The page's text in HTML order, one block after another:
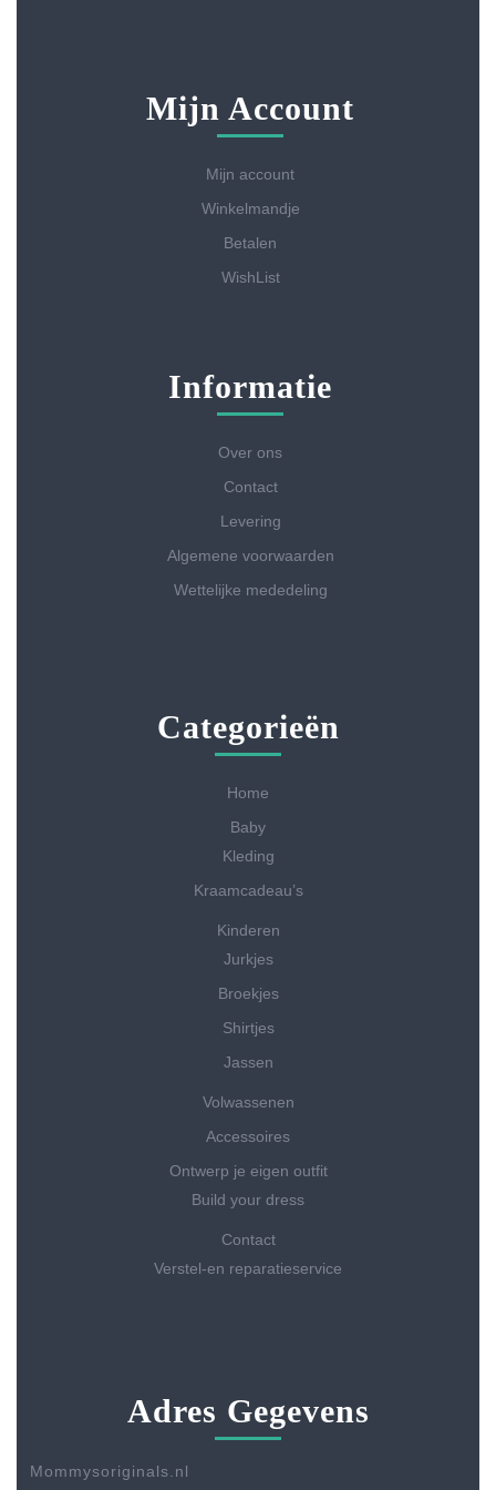
Mijn Account
Mijn account
Winkelmandje
Betalen
WishList
Informatie
Over ons
Contact
Levering
Algemene voorwaarden
Wettelijke mededeling
Categorieën
Home
Baby
Kleding
Kraamcadeau’s
Kinderen
Jurkjes
Broekjes
Shirtjes
Jassen
Volwassenen
Accessoires
Ontwerp je eigen outfit
Build your dress
Contact
Verstel-en reparatieservice
Adres Gegevens
Mommysoriginals.nl